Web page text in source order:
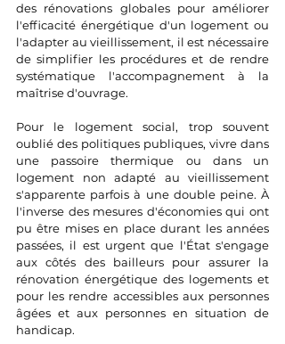
des rénovations globales pour améliorer
l'efficacité énergétique d'un logement ou
l'adapter au vieillissement, il est nécessaire
de simplifier les procédures et de rendre
systématique l'accompagnement à la
maîtrise d'ouvrage.
Pour le logement social, trop souvent
oublié des politiques publiques, vivre dans
une passoire thermique ou dans un
logement non adapté au vieillissement
s'apparente parfois à une double peine. À
l'inverse des mesures d'économies qui ont
pu être mises en place durant les années
passées, il est urgent que l'État s'engage
aux côtés des bailleurs pour assurer la
rénovation énergétique des logements et
pour les rendre accessibles aux personnes
âgées et aux personnes en situation de
handicap.